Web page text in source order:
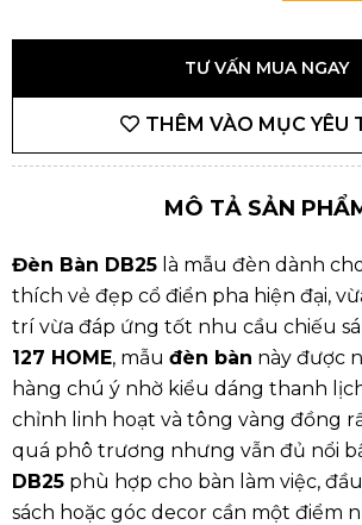
TƯ VẤN MUA NGAY
THÊM VÀO MỤC YÊU
MÔ TẢ SẢN
Đèn Bàn DB25 là mẫu đèn dành
thích vẻ đẹp cổ điển pha hiện đại,
trí vừa đáp ứng tốt nhu cầu chiếu
127 HOME, mẫu đèn bàn này được
hàng chú ý nhờ kiểu dáng thanh
chỉnh linh hoạt và tông vàng đồng
quá phô trương nhưng vẫn đủ nổi
DB25 phù hợp cho bàn làm việc,
sách hoặc góc decor cần một điểm